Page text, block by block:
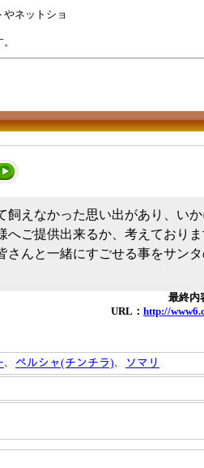
ネットショ
飼えなかった思い出があり、い
ご提供出来るか、考えており
んと一緒にすごせる事をサン
最終内
URL： http://
、 ペルシャ(チンチラ)、 ソマリ